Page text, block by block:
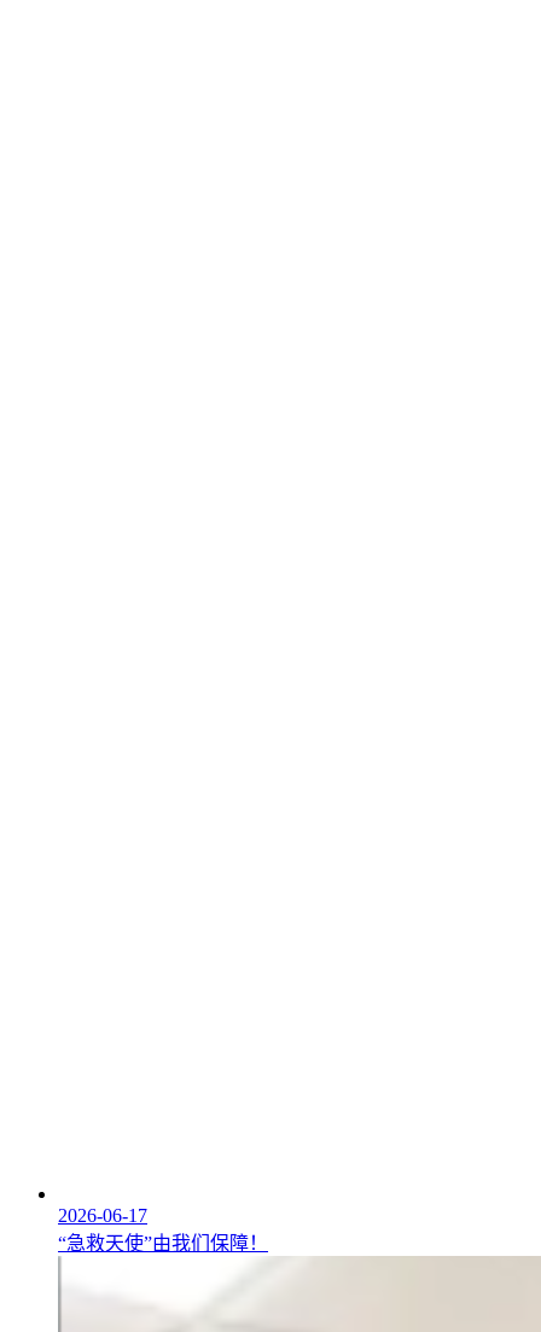
2026-06-17
“急救天使”由我们保障！